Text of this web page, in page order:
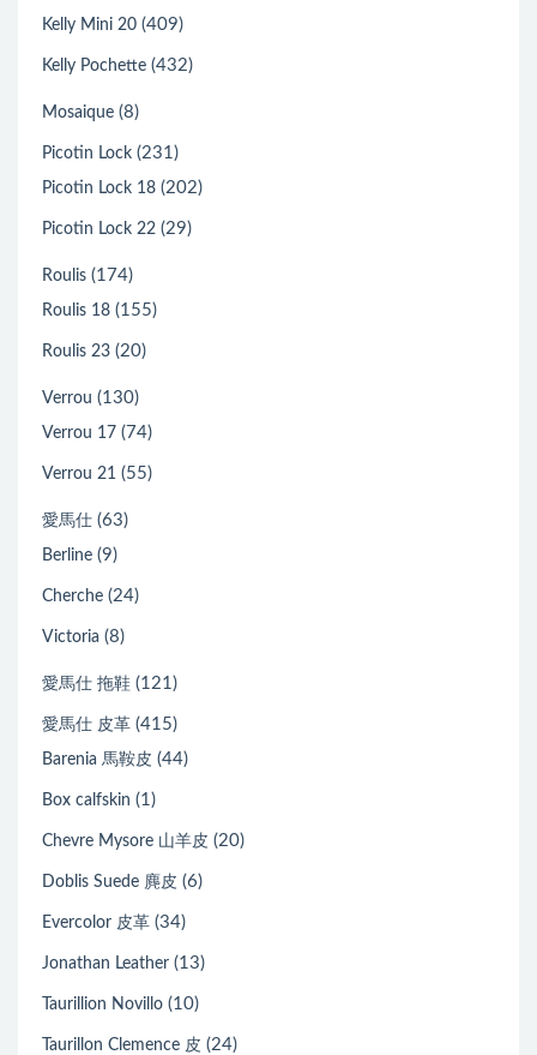
Kelly Mini 20 (409)
Kelly Pochette (432)
Mosaique (8)
Picotin Lock (231)
Picotin Lock 18 (202)
Picotin Lock 22 (29)
Roulis (174)
Roulis 18 (155)
Roulis 23 (20)
Verrou (130)
Verrou 17 (74)
Verrou 21 (55)
愛馬仕 (63)
Berline (9)
Cherche (24)
Victoria (8)
愛馬仕 拖鞋 (121)
愛馬仕 皮革 (415)
Barenia 馬鞍皮 (44)
Box calfskin (1)
Chevre Mysore 山羊皮 (20)
Doblis Suede 麂皮 (6)
Evercolor 皮革 (34)
Jonathan Leather (13)
Taurillion Novillo (10)
Taurillon Clemence 皮 (24)